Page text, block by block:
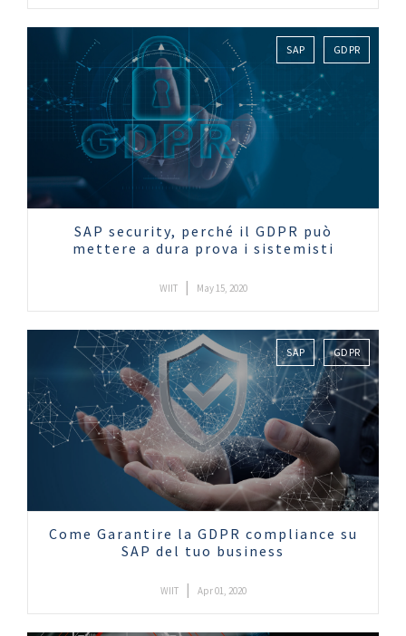
SAP GDPR
SAP security, perché il GDPR può
mettere a dura prova i sistemisti
WIIT | May 15, 2020
SAP GDPR
Come Garantire la GDPR compliance su
SAP del tuo business
WIIT | Apr 01, 2020